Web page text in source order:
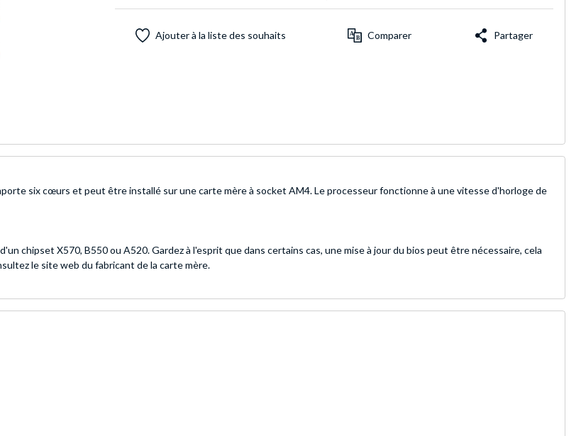
Ajouter à la liste des souhaits Comparer Partager
six cœurs et peut être installé sur une carte mère à socket AM4. Le processeur fonctionne à une vitesse d'horloge de
chipset X570, B550 ou A520. Gardez à l'esprit que dans certains cas, une mise à jour du bios peut être nécessaire, cela
le site web du fabricant de la carte mère.